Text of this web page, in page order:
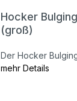
Hocker Bulging
(groß)
Der Hocker
mehr Details